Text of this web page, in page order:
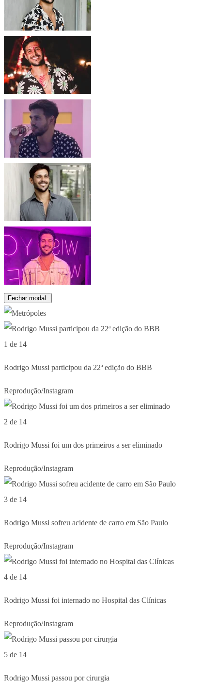
Fechar modal.
1 de 14
Rodrigo Mussi participou da 22ª edição do BBB
Reprodução/Instagram
2 de 14
Rodrigo Mussi foi um dos primeiros a ser eliminado
Reprodução/Instagram
3 de 14
Rodrigo Mussi sofreu acidente de carro em São Paulo
Reprodução/Instagram
4 de 14
Rodrigo Mussi foi internado no Hospital das Clínicas
Reprodução/Instagram
5 de 14
Rodrigo Mussi passou por cirurgia